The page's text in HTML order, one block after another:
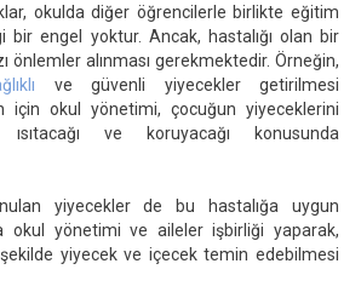
okulda diğer öğrencilerle birlikte eğitim
bir engel yoktur. Ancak, hastalığı olan bir
önlemler alınması gerekmektedir. Örneğin,
ve güvenli yiyecekler getirilmesi
için okul yönetimi, çocuğun yiyeceklerini
ısıtacağı ve koruyacağı konusunda
yiyecekler de bu hastalığa uygun
okul yönetimi ve aileler işbirliği yaparak,
yiyecek ve içecek temin edebilmesi